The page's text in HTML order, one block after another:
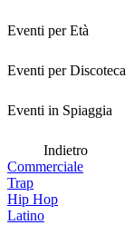
Eventi per Età
Eventi per Discoteca
Eventi in Spiaggia
Indietro
Commerciale
Trap
Hip Hop
Latino